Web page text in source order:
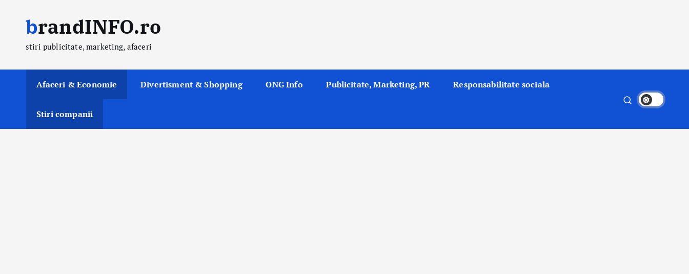
t
brandINFO.ro
stiri publicitate, marketing, afaceri
Afaceri & Economie Divertisment & Shopping ONG Info Publicitate, Marketing, PR Responsabilitate sociala
Stiri companii